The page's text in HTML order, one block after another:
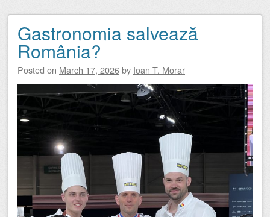
Gastronomia salvează
România?
Posted on March 17, 2026by Ioan T. Morar